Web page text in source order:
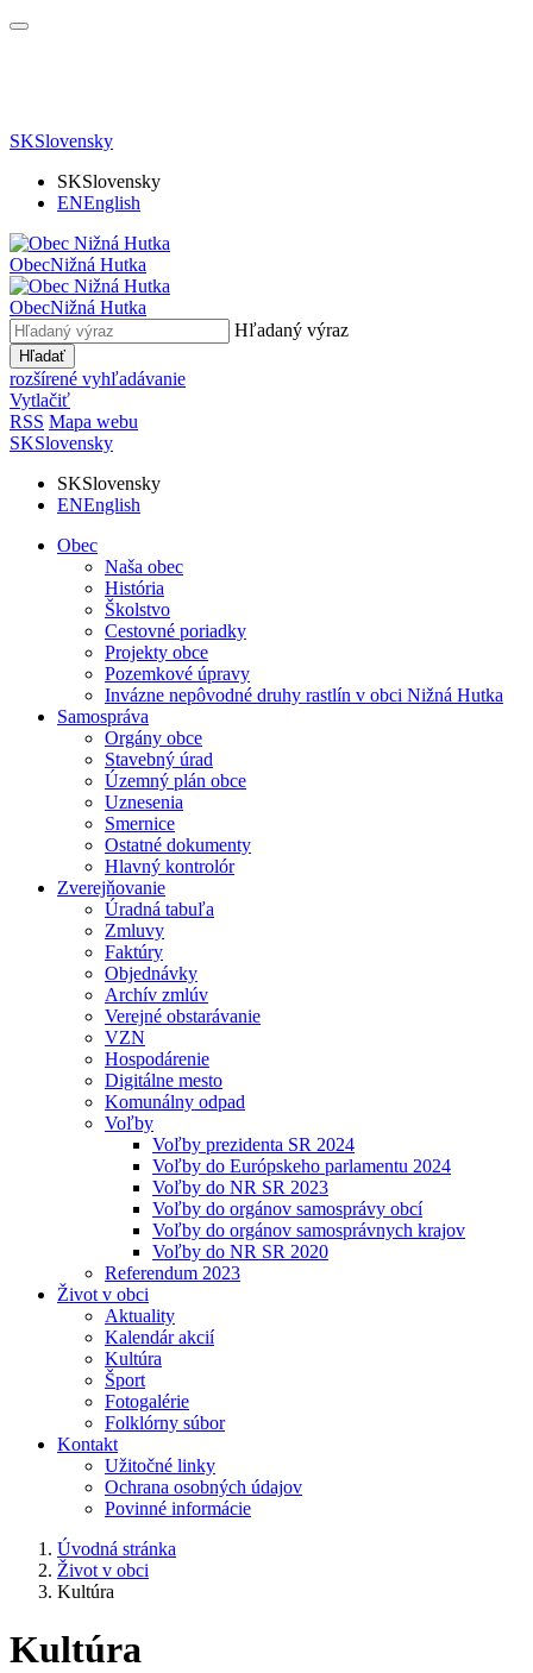
SKSlovensky
SKSlovensky
ENEnglish
ObecNižná Hutka
ObecNižná Hutka
Hľadaný výraz
Hľadať
rozšírené vyhľadávanie
Vytlačiť
RSS Mapa webu
SKSlovensky
SKSlovensky
ENEnglish
Obec
Naša obec
História
Školstvo
Cestovné poriadky
Projekty obce
Pozemkové úpravy
Invázne nepôvodné druhy rastlín v obci Nižná Hutka
Samospráva
Orgány obce
Stavebný úrad
Územný plán obce
Uznesenia
Smernice
Ostatné dokumenty
Hlavný kontrolór
Zverejňovanie
Úradná tabuľa
Zmluvy
Faktúry
Objednávky
Archív zmlúv
Verejné obstarávanie
VZN
Hospodárenie
Digitálne mesto
Komunálny odpad
Voľby
Voľby prezidenta SR 2024
Voľby do Európskeho parlamentu 2024
Voľby do NR SR 2023
Voľby do orgánov samosprávy obcí
Voľby do orgánov samosprávnych krajov
Voľby do NR SR 2020
Referendum 2023
Život v obci
Aktuality
Kalendár akcií
Kultúra
Šport
Fotogalérie
Folklórny súbor
Kontakt
Užitočné linky
Ochrana osobných údajov
Povinné informácie
Úvodná stránka
Život v obci
Kultúra
Kultúra